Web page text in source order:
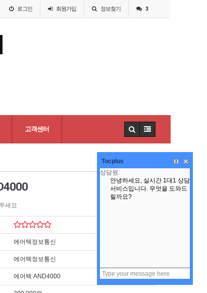
로그인 회원가입 정보찾기 3
고객센터
홈 >
세요
에어텍정보통신
에어텍정보통신
에어텍 AND4000
Tocplus